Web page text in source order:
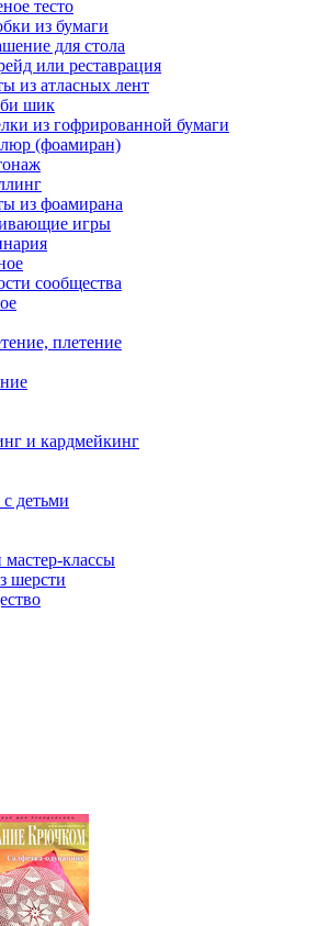
тесто
из бумаги
для стола
или реставрация
из атласных лент
шик
из гофрированной бумаги
(фоамиран)
из фоамирана
игры
сообщества
плетение
и кардмейкинг
детьми
классы
шерсти